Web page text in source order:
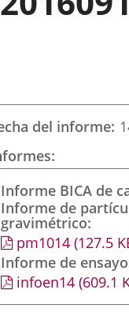
del informe
Informe BICA de
Informe de
gravimétrico
pm1014 (127.5
Informe de
infoen14 (609.1